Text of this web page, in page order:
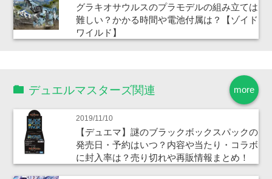
グラキオサウルスのプラモデルの組み立ては
難しい？かかる時間や電池付属は？【ゾイド
ワイルド】
more
デュエルマスターズ関連
2019/11/10
【デュエマ】謎のブラックボックスパックの
発売日・予約はいつ？内容や当たり・コラボ
に封入率は？売り切れや再販情報まとめ！